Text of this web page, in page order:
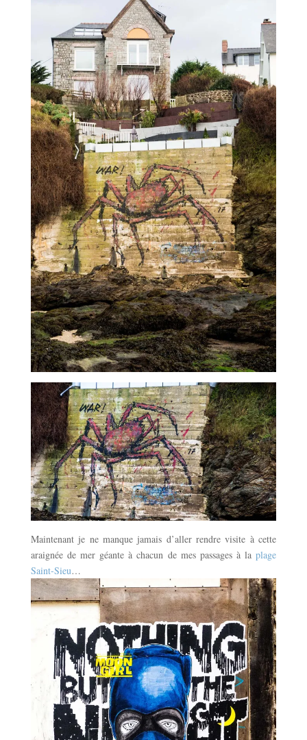
Maintenant je ne manque jamais d’aller rendre visite à cette
araignée de mer géante à chacun de mes passages à laplage
Saint-Sieu…